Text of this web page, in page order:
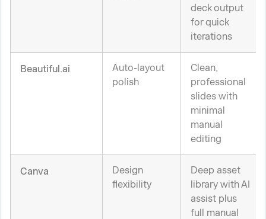
deck output
for quick
iterations
Beautiful.ai
Auto-layout
polish
Clean,
professional
slides with
minimal
manual
editing
Canva
Design
flexibility
Deep asset
library with AI
assist plus
full manual